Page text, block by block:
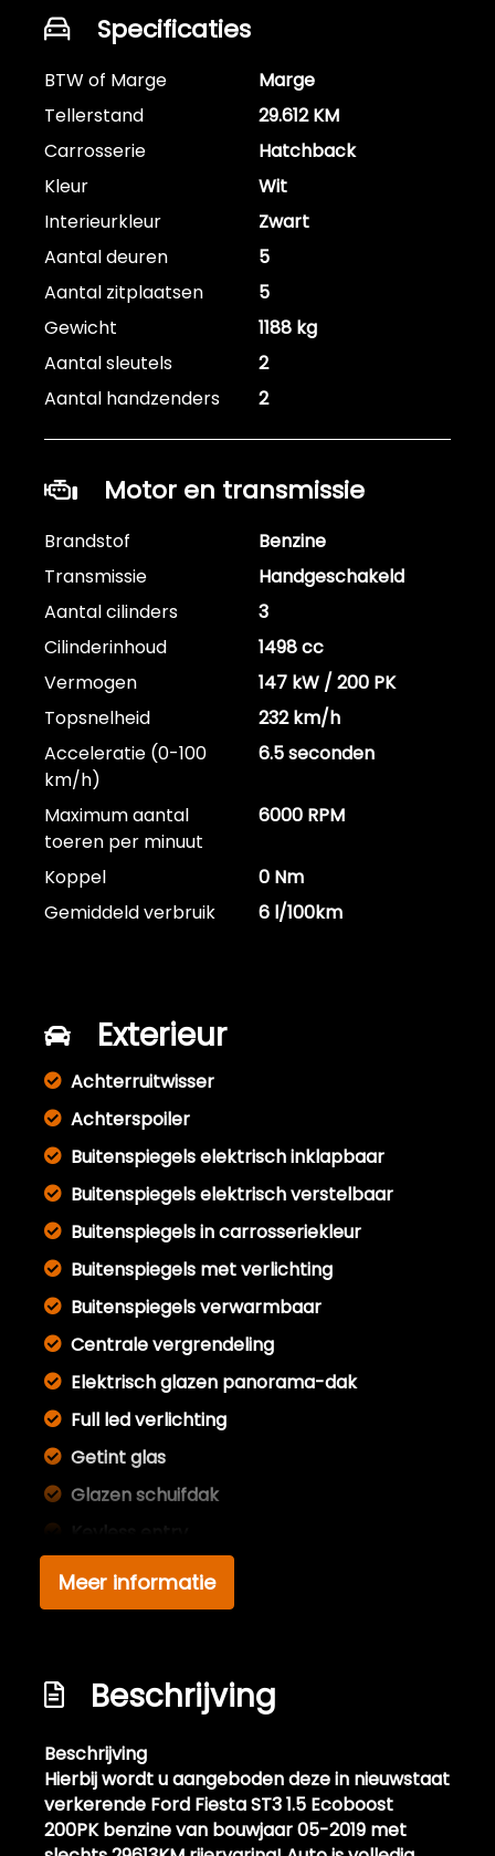
Specificaties
BTW of Marge
Marge
Tellerstand
29.612 KM
Carrosserie
Hatchback
Kleur
Wit
Interieurkleur
Zwart
Aantal deuren
5
Aantal zitplaatsen
5
Gewicht
1188 kg
Aantal sleutels
2
Aantal handzenders
2
Motor en transmissie
Brandstof
Benzine
Transmissie
Handgeschakeld
Aantal cilinders
3
Cilinderinhoud
1498 cc
Vermogen
147 kW / 200 PK
Topsnelheid
232 km/h
Acceleratie (0-100
km/h)
6.5 seconden
Maximum aantal
toeren per minuut
6000 RPM
Koppel
0 Nm
Gemiddeld verbruik
6 l/100km
Exterieur
Achterruitwisser
Achterspoiler
Buitenspiegels elektrisch inklapbaar
Buitenspiegels elektrisch verstelbaar
Buitenspiegels in carrosseriekleur
Buitenspiegels met verlichting
Buitenspiegels verwarmbaar
Centrale vergrendeling
Elektrisch glazen panorama-dak
Full led verlichting
Getint glas
Glazen schuifdak
Keyless entry
Kleur wit
Led achterlichten
Led koplampen
Lichtmetalen velgen 18"
Metaalkleur
Mistlampen voor adaptief
Panoramadak
Meer informatie
Beschrijving
Beschrijving
Hierbij wordt u aangeboden deze in nieuwstaat
verkerende Ford Fiesta ST3 1.5 Ecoboost
200PK benzine van bouwjaar 05-2019 met